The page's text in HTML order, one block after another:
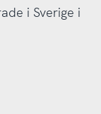
i Sverige i